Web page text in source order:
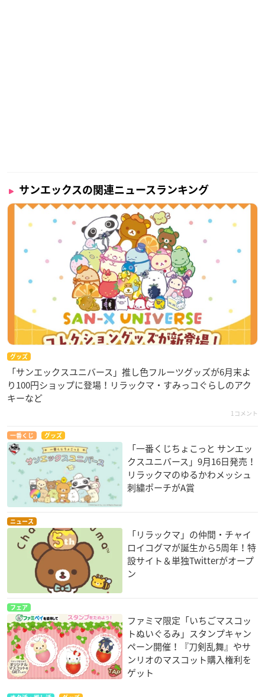
サンエックスの関連ニュースランキング
グッズ
「サンエックスユニバース」推し色フルーツグッズが6月末よ
り100円ショップに登場！リラックマ・すみっコぐらしのアク
キーなど
1コメント
一番くじ グッズ
「一番くじちょこっと サンエッ
クスユニバース」9月16日発売！
リラックマのゆるかわメッシュ
刺繍ポーチがA賞
ニュース
「リラックマ」の仲間・チャイ
ロイコグマが誕生から5周年！特
設サイト＆単独Twitterがオープ
ン
フェア
ファミマ限定「いちごマスコッ
トぬいぐるみ」スタンプキャン
ペーン開催！『刀剣乱舞』やサ
ンリオのマスコット購入権利を
ゲット